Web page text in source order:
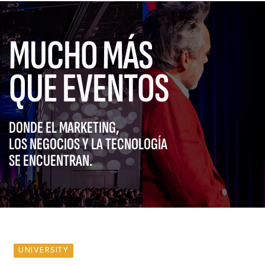
MUCHO MÁS
QUE EVENTOS
DONDE EL MARKETING,
LOS NEGOCIOS Y LA TECNOLOGÍA
SE ENCUENTRAN.
UNIVERSITY